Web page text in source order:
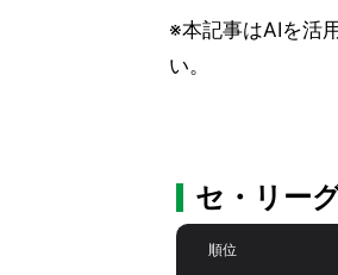
※本記事はAIを活
い。
セ・リー
順位